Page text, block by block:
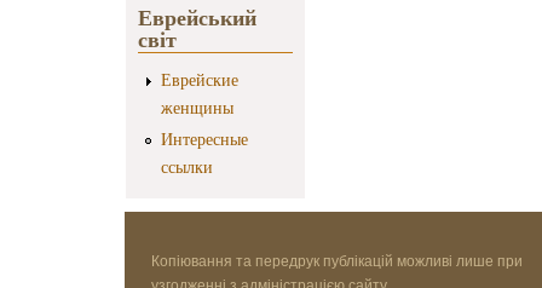
Еврейський
світ
Еврейские
женщины
Интересные
ссылки
Копіювання та передрук публікацій можливі лише при